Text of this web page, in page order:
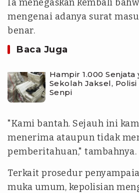
Ia menegaskan kembali
mengenai adanya surat
benar.
Baca Juga
Hampir 1.000
Sekolah Jaksel, Polisi
Senpi
"Kami bantah. Sejauh ini
menerima ataupun tidak
pemberitahuan," tambahnya.
Terkait prosedur
muka umum, kepolisian